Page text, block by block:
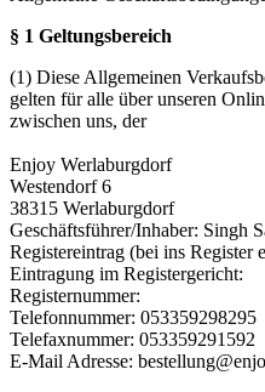
§ 1 Geltungsbereich
(1) Diese Allgemeinen
gelten für alle über unseren
zwischen uns, der
Enjoy Werlaburgdorf
Westendorf 6
38315 Werlaburgdorf
Geschäftsführer/Inhaber: Singh
Registereintrag (bei ins Register
Eintragung im Registergericht:
Registernummer:
Telefonnummer: 053359298295
Telefaxnummer: 053359291592
E-Mail Adresse: